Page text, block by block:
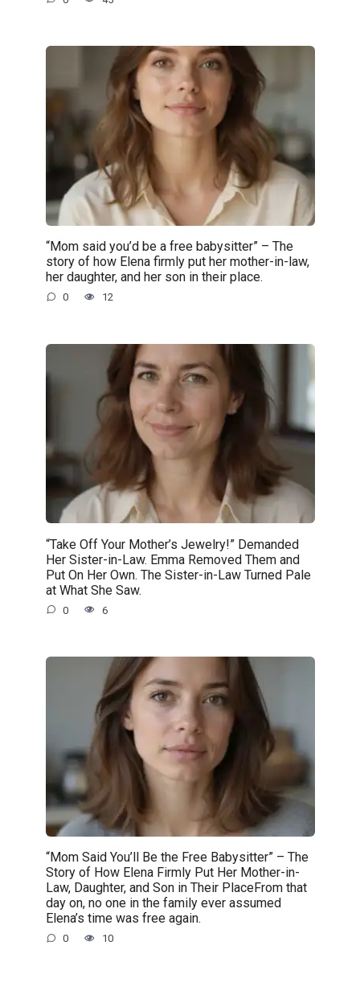
“Mom said you’d be a free babysitter” – The
story of how Elena firmly put her mother-in-law,
her daughter, and her son in their place.
0 12
“Take Off Your Mother’s Jewelry!” Demanded
Her Sister-in-Law. Emma Removed Them and
Put On Her Own. The Sister-in-Law Turned Pale
at What She Saw.
0 6
“Mom Said You’ll Be the Free Babysitter” – The
Story of How Elena Firmly Put Her Mother-in-
Law, Daughter, and Son in Their PlaceFrom that
day on, no one in the family ever assumed
Elena’s time was free again.
0 10